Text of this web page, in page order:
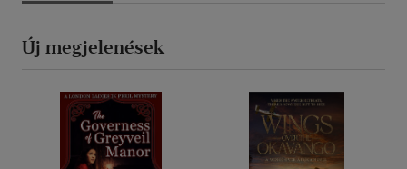
Új megjelenések